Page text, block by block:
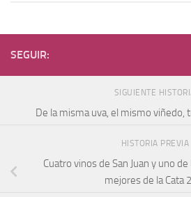
SEGUIR:
SIGUIENTE
De la misma uva, el mismo
HISTORIA PREVIA
Cuatro vinos de San Juan y uno
mejores de la Cata